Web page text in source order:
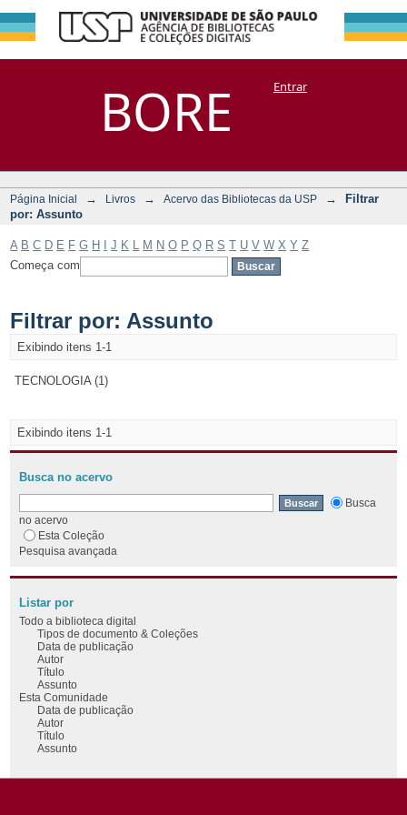
BORE
Filtrar por:
Assunto
DSpace/Manakin + CoriscoEntrar
Página Inicial → Livros → Acervo das Bibliotecas da USP →
Filtrar
por: Assunto
A B C D E F G H J K M N O P Q R S T U V W X Y Z
Começa com
Filtrar por: Assunto
Exibindo itens 1-1
TECNOLOGIA (1)
Exibindo itens 1-1
Busca no acervo
Busca
no acervo
Esta Coleção
Pesquisa avançada
Listar por
Todo a biblioteca digital
Tipos de documento & Coleções
Data de publicação
Autor
Título
Assunto
Esta Comunidade
Data de publicação
Autor
Título
Assunto